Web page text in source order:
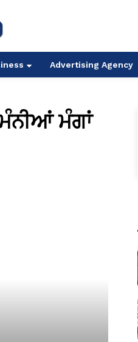
Advertising Agency
ਮੰਗਾਂ